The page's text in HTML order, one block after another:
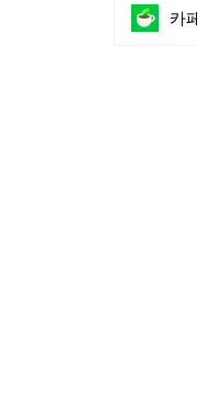
카페